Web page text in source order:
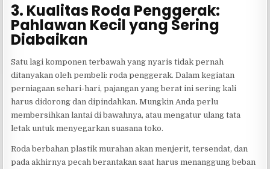
3. Kualitas Roda Penggerak:
Pahlawan Kecil yang Sering
Diabaikan
Satu lagi komponen terbawah yang nyaris tidak pernah
ditanyakan oleh pembeli: roda penggerak. Dalam kegiatan
perniagaan sehari-hari, pajangan yang berat ini sering kali
harus didorong dan dipindahkan. Mungkin Anda perlu
membersihkan lantai di bawahnya, atau mengatur ulang tata
letak untuk menyegarkan suasana toko.
Roda berbahan plastik murahan akan menjerit, tersendat, dan
pada akhirnya pecah berantakan saat harus menanggung beban